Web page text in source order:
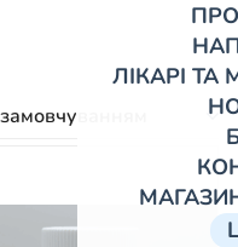
ЛІКАРІ